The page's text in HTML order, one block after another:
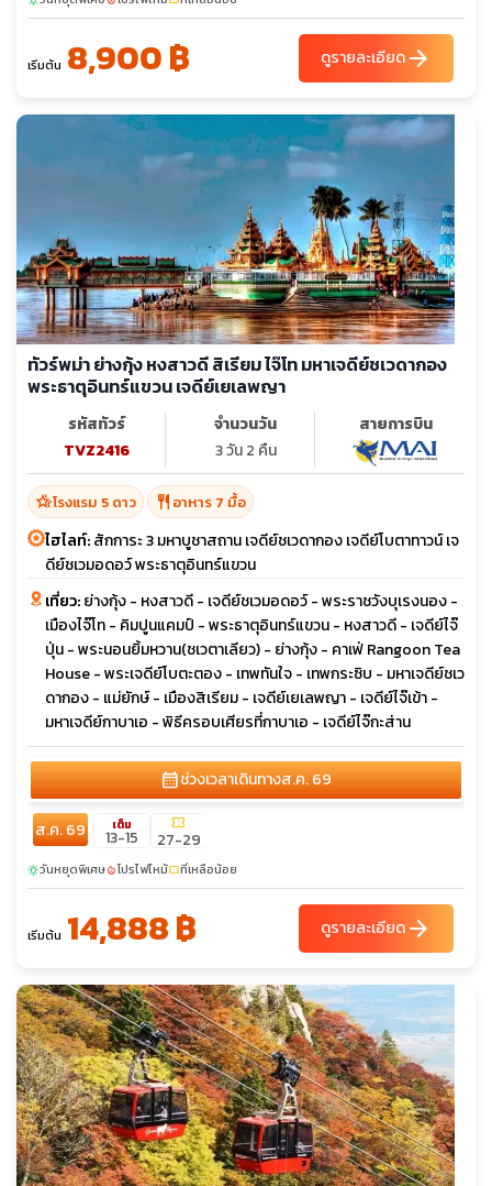
เริ่มต้น 8,900 ฿ ดูรายละเอียดarrow_forward
ทัวร์พม่า ย่างกุ้ง หงสาวดี สิเรียม ไจ๊โท มหาเจดีย์ชเวดากอง
พระธาตุอินทร์แขวน เจดีย์เยเลพญา
รหัสทัวร์
TVZ2416
จำนวนวัน
3 วัน 2 คืน
สายการบิน
hotel_classโรงแรม 5 ดาว restaurant อาหาร 7 มื้อ
ไฮไลท์:สักการะ 3 มหาบูชาสถาน เจดีย์ชเวดากอง เจดีย์โบตาทาวน์ เจ
ดีย์ชเวมอดอว์ พระธาตุอินทร์แขวน
เที่ยว:ย่างกุ้ง - หงสาวดี - เจดีย์ชเวมอดอว์ - พระราชวังบุเรงนอง -
เมืองไจ๊โท - คิมปูนแคมป์ - พระธาตุอินทร์แขวน - หงสาวดี - เจดีย์ไจ๊
ปุ่น - พระนอนยิ้มหวาน(ชเวตาเลียว) - ย่างกุ้ง - คาเฟ่ Rangoon Tea
House - พระเจดีย์โบตะตอง - เทพทันใจ - เทพกระซิบ - มหาเจดีย์ชเว
ดากอง - แม่ยักษ์ - เมืองสิเรียม - เจดีย์เยเลพญา - เจดีย์ไจ๊เข้า -
มหาเจดีย์กาบาเอ - พิธีครอบเศียรที่กาบาเอ - เจดีย์ไจ๊กะส่าน
calendar_monthช่วงเวลาเดินทางส.ค. 69
ส.ค. 69 เต็ม
13-15
confirmation_number
27-29
sunnyวันหยุดพิเศษlocal_fire_departmentโปรไฟไหม้confirmation_numberที่เหลือน้อย
เริ่มต้น 14,888 ฿ ดูรายละเอียดarrow_forward